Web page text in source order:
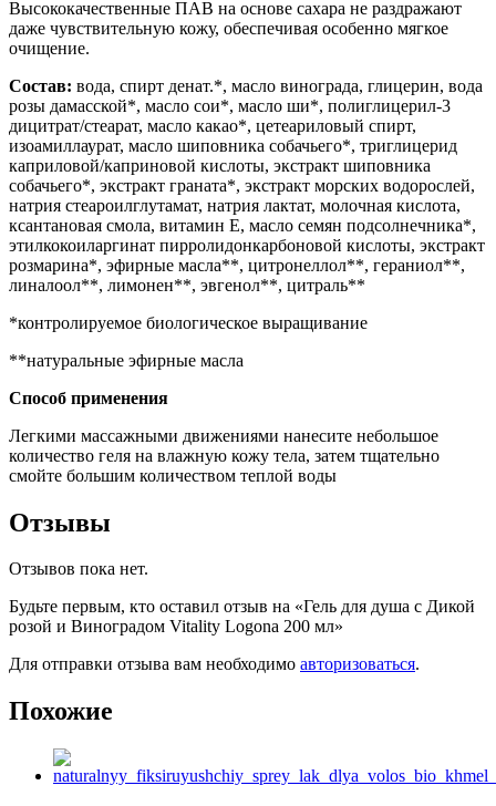
Высококачественные ПАВ на основе сахара не раздражают
даже чувствительную кожу, обеспечивая особенно мягкое
очищение.
Состав: вода, спирт денат.*, масло винограда, глицерин, вода
розы дамасской*, масло сои*, масло ши*, полиглицерил-3
дицитрат/стеарат, масло какао*, цетеариловый спирт,
изоамиллаурат, масло шиповника собачьего*, триглицерид
каприловой/каприновой кислоты, экстракт шиповника
собачьего*, экстракт граната*, экстракт морских водорослей,
натрия стеароилглутамат, натрия лактат, молочная кислота,
ксантановая смола, витамин Е, масло семян подсолнечника*,
этилкокоиларгинат пирролидонкарбоновой кислоты, экстракт
розмарина*, эфирные масла**, цитронеллол**, гераниол**,
линалоол**, лимонен**, эвгенол**, цитраль**
*контролируемое биологическое выращивание
**натуральные эфирные масла
Способ применения
Легкими массажными движениями нанесите небольшое
количество геля на влажную кожу тела, затем тщательно
смойте большим количеством теплой воды
Отзывы
Отзывов пока нет.
Будьте первым, кто оставил отзыв на «Гель для душа с Дикой
розой и Виноградом Vitality Logona 200 мл»
Для отправки отзыва вам необходимо авторизоваться.
Похожие